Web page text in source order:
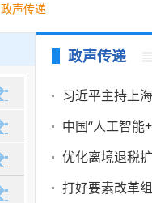
政声传递
政声传递
习近平主持上
中国“人工智能
优化离境退税
打好要素改革